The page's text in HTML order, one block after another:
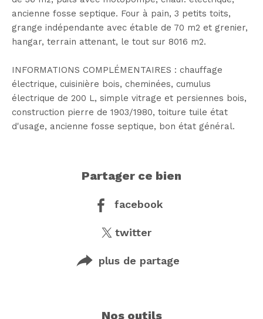
ancienne fosse septique. Four à pain, 3 petits toits,
grange indépendante avec étable de 70 m2 et grenier,
hangar, terrain attenant, le tout sur 8016 m2.
INFORMATIONS COMPLÉMENTAIRES : chauffage
électrique, cuisinière bois, cheminées, cumulus
électrique de 200 L, simple vitrage et persiennes bois,
construction pierre de 1903/1980, toiture tuile état
d'usage, ancienne fosse septique, bon état général.
partager ce bien
facebook
twitter
plus de partage
nos outils